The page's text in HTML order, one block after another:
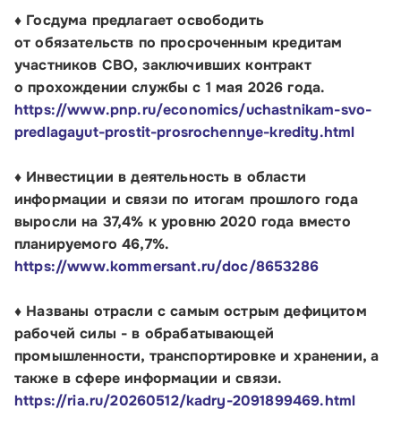
Банкам и финансовым организациям
Инфраструктуре поддержки
О Корпорации
Контакты
Соцсети
Телефон:
8 800 100-11-00
Время работы:
по будням с 10:00 до 19:00
♦ Госдума предлагает освободить
от обязательств по просроченным кредитам
участников СВО, заключивших контракт
о прохождении службы с 1 мая 2026 года.
https://www.pnp.ru/economics/uchastnikam-svo-
predlagayut-prostit-prosrochennye-kredity.html
♦ Инвестиции в деятельность в области
информации и связи по итогам прошлого года
выросли на 37,4% к уровню 2020 года вместо
планируемого 46,7%.
https://www.kommersant.ru/doc/8653286
♦ Названы отрасли с самым острым дефицитом
рабочей силы - в обрабатывающей
промышленности, транспортировке и хранении, а
также в сфере информации и связи.
https://ria.ru/20260512/kadry-2091899469.html